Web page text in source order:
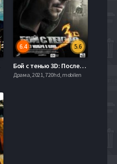
5.6
6.4
Бой с тенью 3D: Последний раунд (2011)
Драма, 2021, 720hd, mobilen